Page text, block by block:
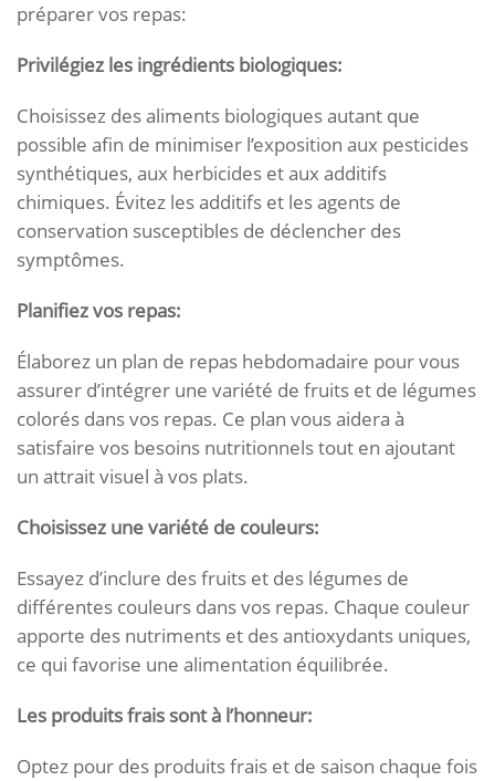
préparer vos repas:
Privilégiez les ingrédients biologiques:
Choisissez des aliments biologiques autant que
possible afin de minimiser l’exposition aux pesticides
synthétiques, aux herbicides et aux additifs
chimiques. Évitez les additifs et les agents de
conservation susceptibles de déclencher des
symptômes.
Planifiez vos repas:
Élaborez un plan de repas hebdomadaire pour vous
assurer d’intégrer une variété de fruits et de légumes
colorés dans vos repas. Ce plan vous aidera à
satisfaire vos besoins nutritionnels tout en ajoutant
un attrait visuel à vos plats.
Choisissez une variété de couleurs:
Essayez d’inclure des fruits et des légumes de
différentes couleurs dans vos repas. Chaque couleur
apporte des nutriments et des antioxydants uniques,
ce qui favorise une alimentation équilibrée.
Les produits frais sont à l’honneur:
Optez pour des produits frais et de saison chaque fois